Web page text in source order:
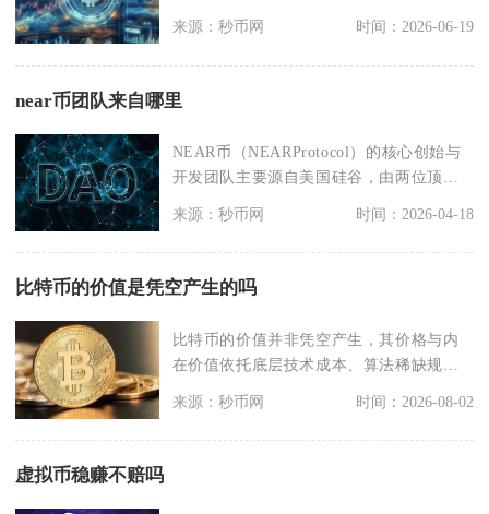
来源：秒币网 时间：2026-06-19
near币团队来自哪里
NEAR币（NEARProtocol）的核心创始与
开发团队主要源自美国硅谷，由两位顶尖
来源：秒币网 时间：2026-04-18
比特币的价值是凭空产生的吗
比特币的价值并非凭空产生，其价格与内
在价值依托底层技术成本、算法稀缺规
来源：秒币网 时间：2026-08-02
虚拟币稳赚不赔吗